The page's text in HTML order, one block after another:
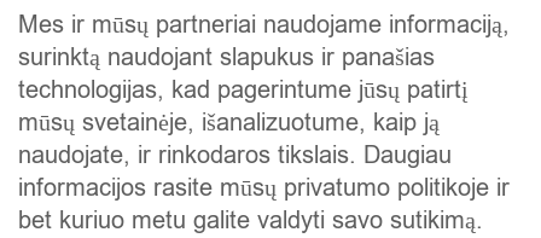
Mūsų istorija
Privatumo politika
Slapukų politika
Atsiskaitymas
Prekių grąžinimas
Mes ir mūsų partneriai naudojame informaciją,
surinktą naudojant slapukus ir panašias
technologijas, kad pagerintume jūsų patirtį
mūsų svetainėje, išanalizuotume, kaip ją
naudojate, ir rinkodaros tikslais. Daugiau
informacijos rasite mūsų privatumo politikoje ir
bet kuriuo metu galite valdyti savo sutikimą.